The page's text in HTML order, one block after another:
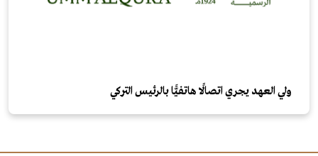
ولي العهد يجري اتصالًا هاتفيًّا بالرئيس التركي